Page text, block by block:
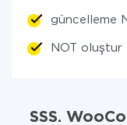
güncelleme
NOT oluştur
SSS.